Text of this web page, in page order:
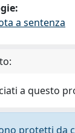
a sentenza
a questo
protetti da